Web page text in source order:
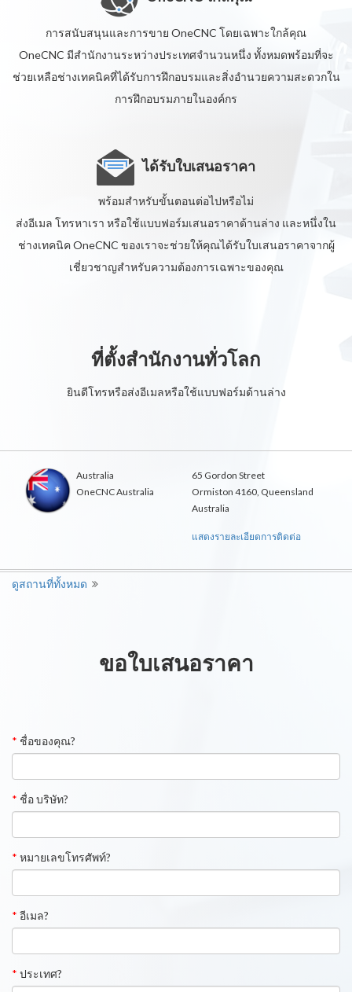
การสนับสนุนและการขาย OneCNC โดยเฉพาะใกล้คุณ
OneCNC มีสำนักงานระหว่างประเทศจำนวนหนึ่ง ทั้งหมดพร้อมที่จะ
ช่วยเหลือช่างเทคนิคที่ได้รับการฝึกอบรมและสิ่งอำนวยความสะดวกใน
การฝึกอบรมภายในองค์กร
ได้รับใบเสนอราคา
พร้อมสำหรับขั้นตอนต่อไปหรือไม่
ส่งอีเมล โทรหาเรา หรือใช้แบบฟอร์มเสนอราคาด้านล่าง และหนึ่งใน
ช่างเทคนิค OneCNC ของเราจะช่วยให้คุณได้รับใบเสนอราคาจากผู้
เชี่ยวชาญสำหรับความต้องการเฉพาะของคุณ
ที่ตั้งสำนักงานทั่วโลก
ยินดีโทรหรือส่งอีเมลหรือใช้แบบฟอร์มด้านล่าง
Australia
OneCNC Australia
65 Gordon Street
Ormiston 4160, Queensland
Australia
แสดงรายละเอียดการติดต่อ
ดูสถานที่ทั้งหมด
ขอใบเสนอราคา
* ชื่อของคุณ?
* ชื่อ บริษัท?
* หมายเลขโทรศัพท์?
* อีเมล?
* ประเทศ?